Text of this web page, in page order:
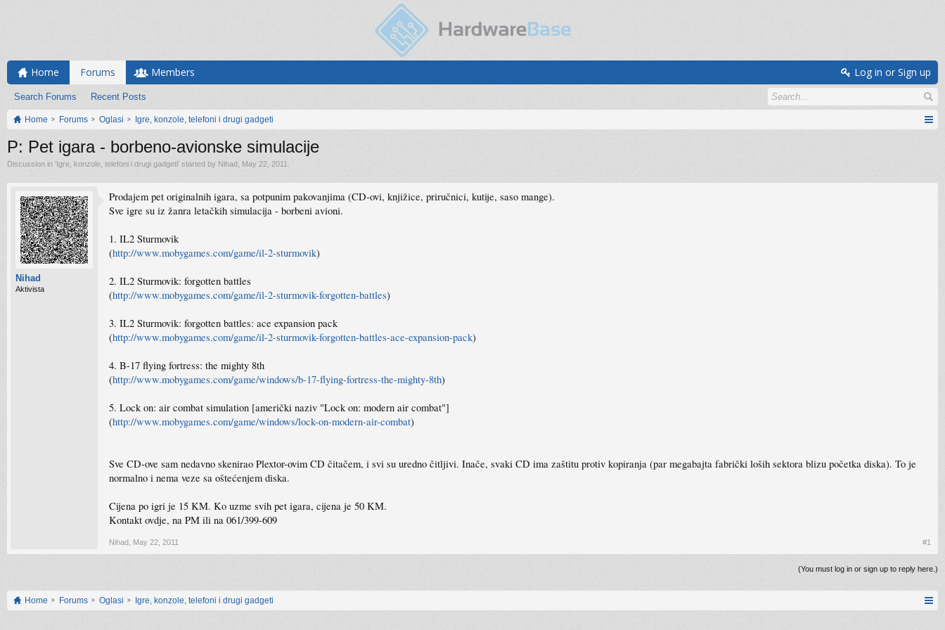
Home Forums
Search Forums Recent Posts
Members Log in or Sign up
Home Forums Oglasi Igre, konzole, telefoni i drugi gadgeti
P: Pet igara - borbeno-avionske simulacije
Discussion in 'Igre, konzole, telefoni i drugi gadgeti' started by Nihad May 22, 2011
Nihad
Aktivista
Prodajem pet originalnih igara, sa potpunim pakovanjima (CD-ovi, knjižice, priručnici, kutije, saso mange).
Sve igre su iz žanra letačkih simulacija - borbeni avioni.
1. IL2 Sturmovik
(http://www.mobygames.com/game/il-2-sturmovik)
2. IL2 Sturmovik: forgotten battles
(http://www.mobygames.com/game/il-2-sturmovik-forgotten-battles)
3. IL2 Sturmovik: forgotten battles: ace expansion pack
(http://www.mobygames.com/game/il-2-sturmovik-forgotten-battles-ace-expansion-pack)
4. B-17 flying fortress: the mighty 8th
(http://www.mobygames.com/game/windows/b-17-flying-fortress-the-mighty-8th)
5. Lock on: air combat simulation [američki naziv "Lock on: modern air combat"]
(http://www.mobygames.com/game/windows/lock-on-modern-air-combat)
Sve CD-ove sam nedavno skenirao Plextor-ovim CD čitačem, i svi su uredno čitljivi. Inače, svaki CD ima zaštitu protiv kopiranja (par megabajta fabrički loših sektora blizu početka diska). To je
normalno i nema veze sa oštećenjem diska.
Cijena po igri je 15 KM. Ko uzme svih pet igara, cijena je 50 KM.
Kontakt ovdje, na PM ili na 061/399-609
Nihad May 22, 2011 #1
(You must log in or sign up to reply here.)
Home Forums Oglasi Igre, konzole, telefoni i drugi gadgeti